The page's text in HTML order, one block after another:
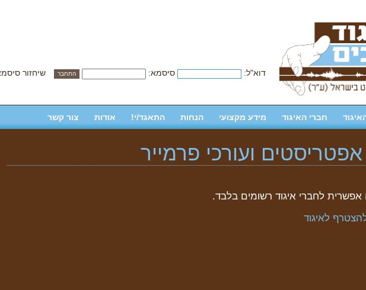
דוא"ל: סיסמא:
שיחזור
חברי האיגוד מידע מקצועי הנחות התאגד/י! אודות צור קשר
ועורכי פרמייר
אפשרית לחברי איגוד רשומים בלבד.
לאיגוד